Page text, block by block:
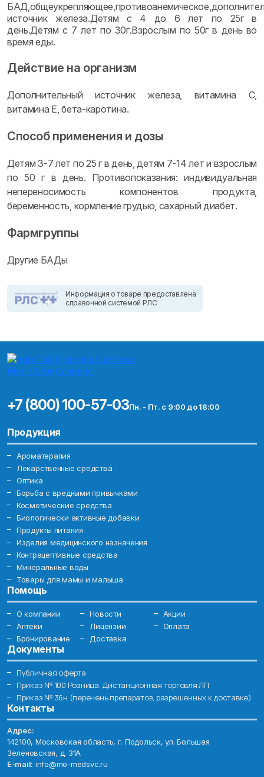
источник железа.Детям с 4 до 6 лет по 25г в
день.Детям с 7 лет по 30г.Взрослым по 50г в день во
время еды.
Действие на организм
Дополнительный источник железа, витамина С,
витамина Е, бета-каротина.
Способ применения и дозы
Детям 3-7 лет по 25 г в день, детям 7-14 лет и взрослым
по 50 г в день. Противопоказания: индивидуальная
непереносимость компонентов продукта,
беременность, кормление грудью, сахарный диабет.
Фармгруппы
Другие БАДы
Информация о товаре предоставлена
справочной системой РЛС
+7 (800) 100-57-03Пн. - Пт. с 9:00 до 18:00
Продукция
Ароматерапия
Лекарственные средства
Оптика
Борьба с вредными привычками
Косметические средства
Биологически активные добавки
Продукты питания
Изделия медицинского назначения
Контрацептивные средства
Минеральные воды
Товары для мамы и малыша
Помощь
О компании Новости
Акции
Аптеки
Лицензии
Оплата
Бронирование
Доставка
Документы
Публичная оферта
Приказ № 100 Розница. Дистанционная торговля ЛП
Приказ № 36н (перечень препаратов, разрешенных к доставке)
Контакты
Адрес:
142100, Московская область, г. Подольск, ул. Большая
Зеленовская, д. 31А
E-mail: info@mo-medsvc.ru